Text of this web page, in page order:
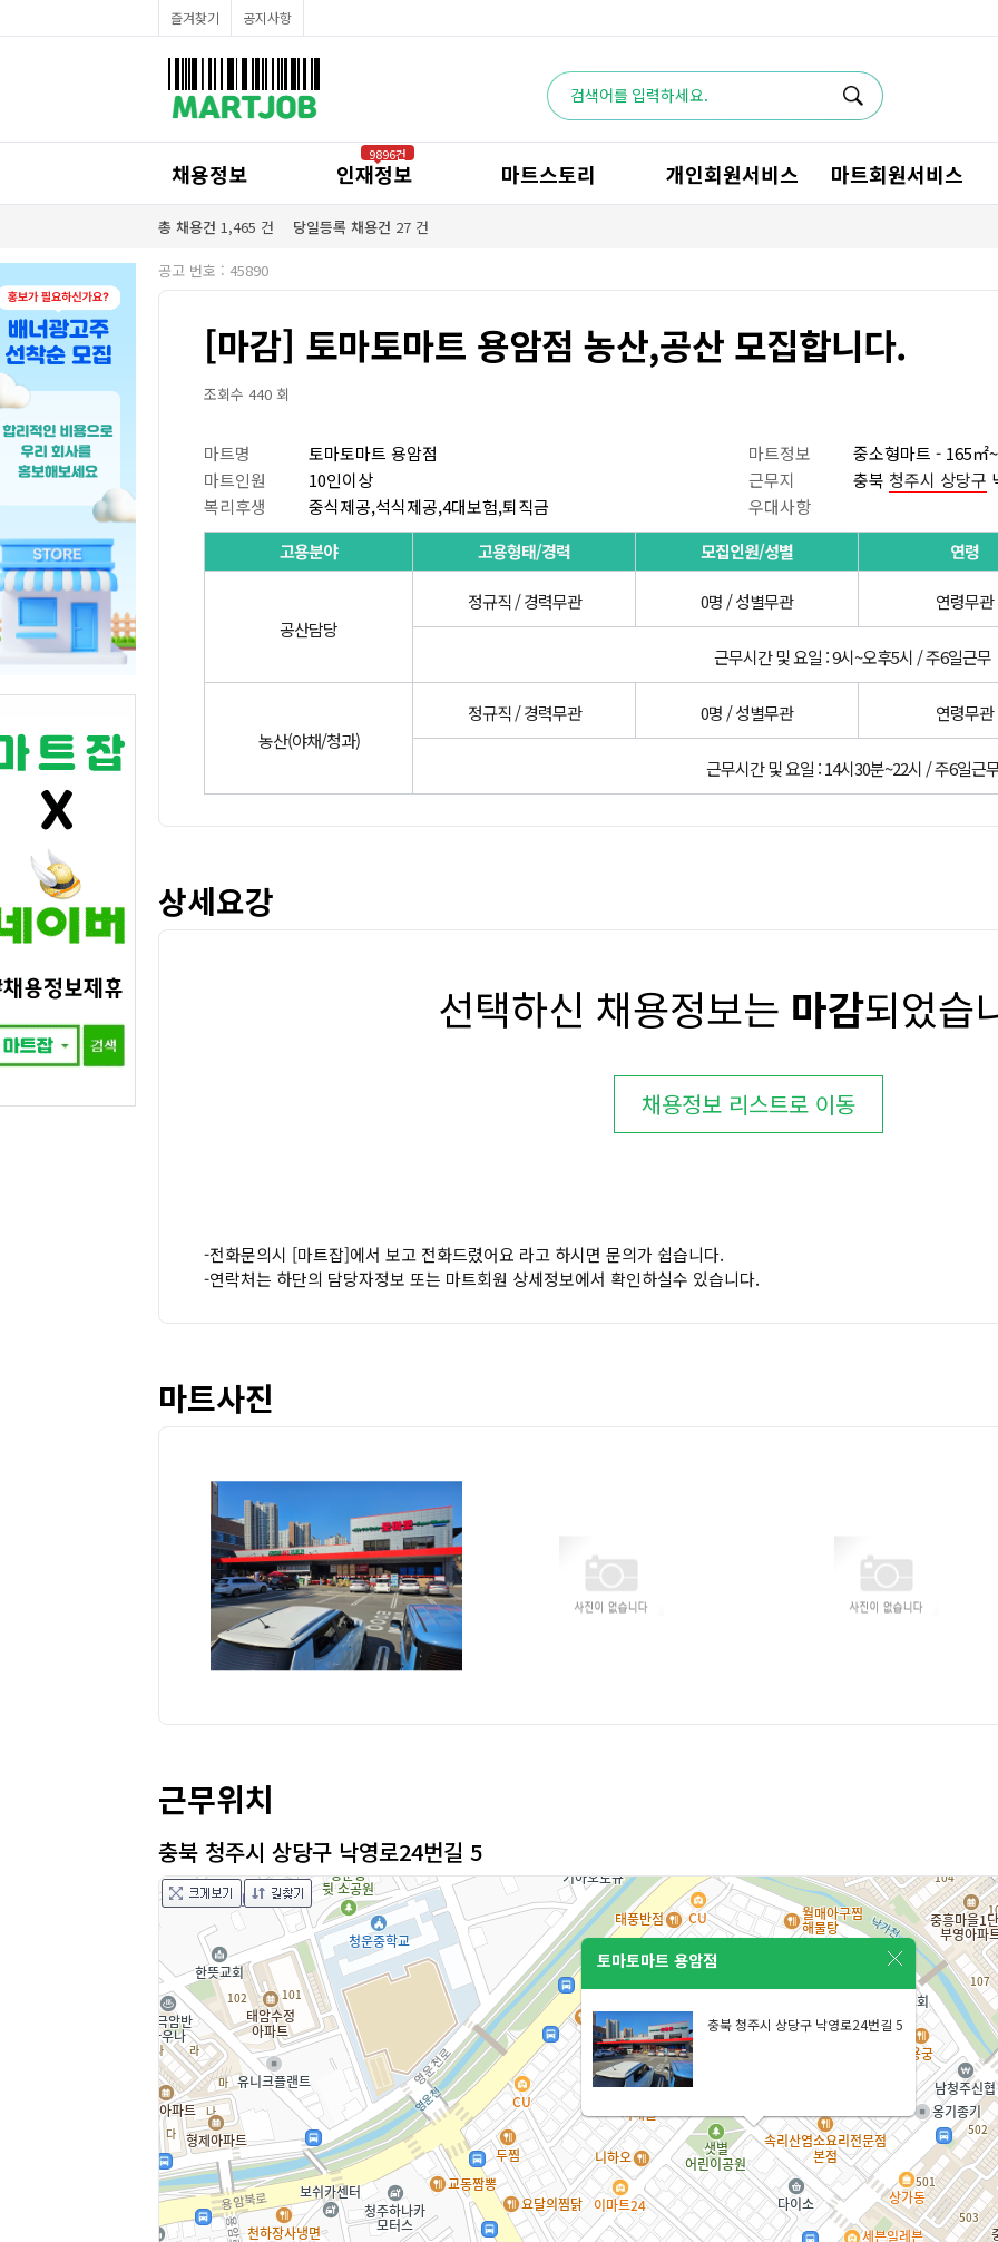
공산직원채용정보
농산/야채청과직원채용정보
수산직원채용정보
즐겨찾기 공지사항
채용정보 인재정보
9896건
마트스토리 개인회원서비스 마트회원서비스
총 채용건 1,465 건 당일등록 채용건 27 건
공고 번호 : 45890
[마감] 토마토마트 용암점 농산,공산 모집합니다.
조회수 440 회
마트명 토마토마트 용암점 마트정보
중소형마트 - 165㎡
마트인원
10인이상 근무지 충북 청주시 상당구
복리후생
중식제공,석식제공,4대보험,퇴직금
우대사항
고용분야
고용형태/경력 모집인원/성별 연령
공산담당
정규직 / 경력무관 0명 / 성별무관 연령무관
근무시간 및 요일 : 9시~오후5시 / 주6일근무
농산(야채/청과)
정규직 / 경력무관 0명 / 성별무관 연령무관
근무시간 및 요일 : 14시30분~22시 / 주6일근
상세요강
선택하신 채용정보는 마감되었습
채용정보 리스트로 이동
-전화문의시 [마트잡]에서 보고 전화드렸어요 라고 하시면 문의가 쉽습니다.
-연락처는 하단의 담당자정보 또는 마트회원 상세정보에서 확인하실수 있습니다.
마트사진
근무위치
충북 청주시 상당구 낙영로24번길 5
토마토마트 용암점
충북 청주시 상당구 낙영로24번길 5